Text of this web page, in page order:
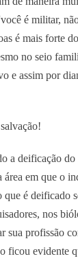
é militar,
é mais forte
no seio
e assim por
a deificação
área em que o
é deificado
nos
sua profissão
ficou evidente